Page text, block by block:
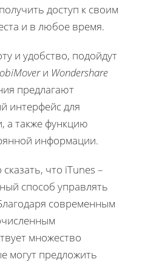
доступ к своим
и в любое время.
и удобство, подойдут
и Wondershare
предлагают
интерфейс для
а также функцию
информации.
что iTunes –
способ управлять
современным
множество
могут предложить